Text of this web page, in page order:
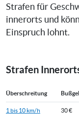
Strafen für
innerorts und
Einspruch lohnt.
Strafen
Überschreitung
1 bis 10 km/h 30 €